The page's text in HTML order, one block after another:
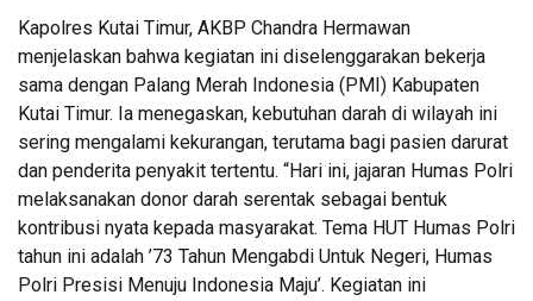
Kapolres Kutai Timur, AKBP Chandra Hermawan
menjelaskan bahwa kegiatan ini diselenggarakan bekerja
sama dengan Palang Merah Indonesia (PMI) Kabupaten
Kutai Timur. Ia menegaskan, kebutuhan darah di wilayah ini
sering mengalami kekurangan, terutama bagi pasien darurat
dan penderita penyakit tertentu. “Hari ini, jajaran Humas Polri
melaksanakan donor darah serentak sebagai bentuk
kontribusi nyata kepada masyarakat. Tema HUT Humas Polri
tahun ini adalah ’73 Tahun Mengabdi Untuk Negeri, Humas
Polri Presisi Menuju Indonesia Maju’. Kegiatan ini